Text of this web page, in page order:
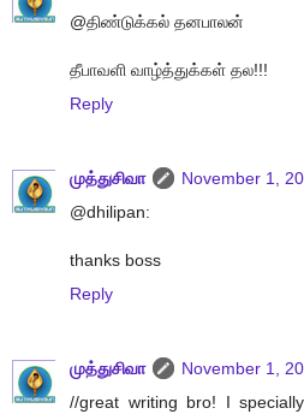
@திண்டுக்கல் தனபாலன்
தீபாவளி வாழ்த்துக்கள் தல!!!
Reply
முத்துசிவா
November 1,
@dhilipan:
thanks boss
Reply
முத்துசிவா
November 1,
//great writing bro! I